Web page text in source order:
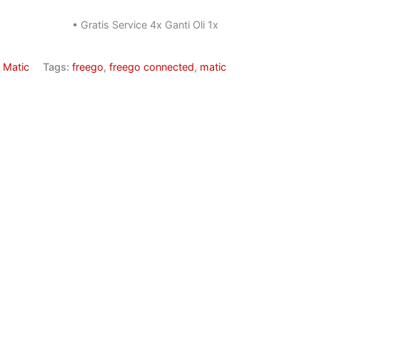
• Gratis Service 4x Ganti Oli 1x
Matic Tags:freego,freego connected, matic